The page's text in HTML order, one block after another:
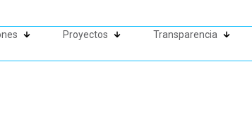
Proyectos Transparencia